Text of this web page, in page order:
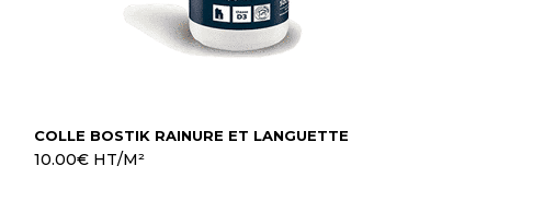
COLLE BOSTIK RAINURE ET LANGUETTE
10.00€HT/M²